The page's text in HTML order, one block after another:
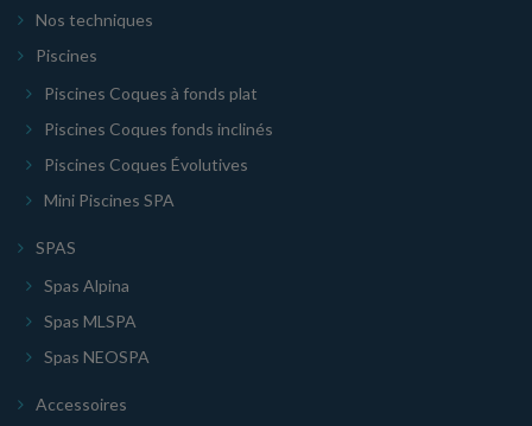
Nos techniques
Piscines
Piscines Coques à fonds plat
Piscines Coques fonds inclinés
Piscines Coques Évolutives
Mini Piscines SPA
SPAS
Spas Alpina
Spas MLSPA
Spas NEOSPA
Accessoires